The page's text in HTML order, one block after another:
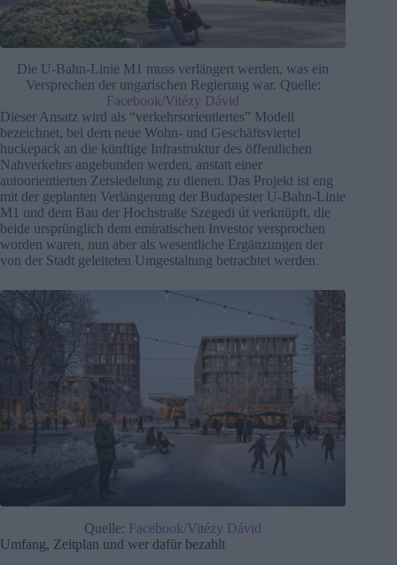
Die U-Bahn-Linie M1 muss verlängert werden, was ein
Versprechen der ungarischen Regierung war. Quelle:
Facebook/Vitézy Dávid
Dieser Ansatz wird als “verkehrsorientiertes” Modell
bezeichnet, bei dem neue Wohn- und Geschäftsviertel
huckepack an die künftige Infrastruktur des öffentlichen
Nahverkehrs angebunden werden, anstatt einer
autoorientierten Zersiedelung zu dienen. Das Projekt ist eng
mit der geplanten Verlängerung der Budapester U-Bahn-Linie
M1 und dem Bau der Hochstraße Szegedi út verknüpft, die
beide ursprünglich dem emiratischen Investor versprochen
worden waren, nun aber als wesentliche Ergänzungen der
von der Stadt geleiteten Umgestaltung betrachtet werden.
Quelle: Facebook/Vitézy Dávid
Umfang, Zeitplan und wer dafür bezahlt